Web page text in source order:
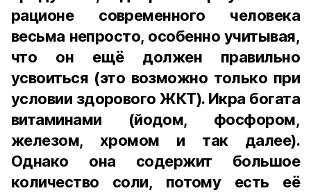
рационе современного человека
весьма непросто, особенно учитывая,
что он ещё должен правильно
усвоиться (это возможно только при
условии здорового ЖКТ). Икра богата
витаминами (йодом, фосфором,
железом, хромом и так далее).
Однако она содержит большое
количество соли, потому есть её